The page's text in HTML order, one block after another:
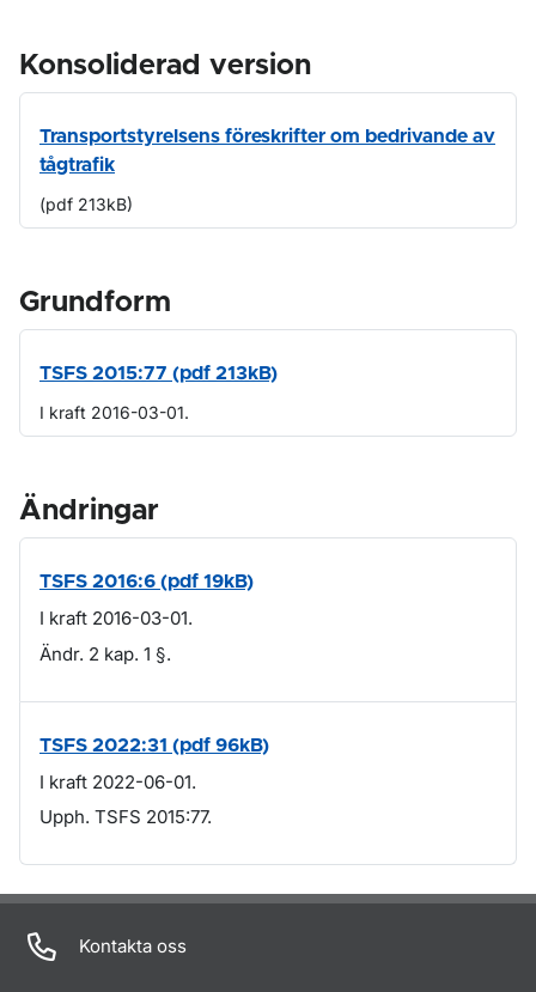
Konsoliderad version
Transportstyrelsens föreskrifter om bedrivande av
tågtrafik
(pdf 213kB)
Grundform
TSFS 2015:77 (pdf 213kB)
I kraft 2016-03-01.
Ändringar
TSFS 2016:6 (pdf 19kB)
I kraft 2016-03-01.
Ändr. 2 kap. 1 §.
TSFS 2022:31 (pdf 96kB)
I kraft 2022-06-01.
Upph. TSFS 2015:77.
Om sidan
Kontakta oss